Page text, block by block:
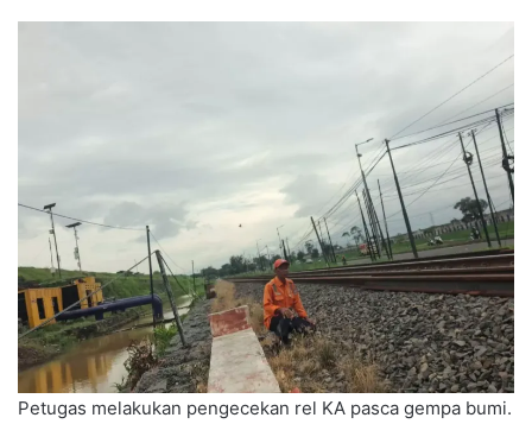
Petugas melakukan pengecekan rel KA pasca gempa bumi.